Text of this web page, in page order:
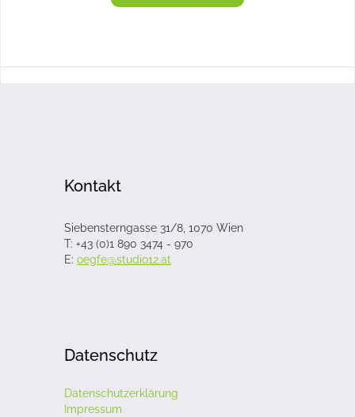
Kontakt
Siebensterngasse 31/8, 1070 Wien
T: +43 (0)1 890 3474 - 970
E: oegfe@studio12.at
Datenschutz
Datenschutzerklärung
Impressum